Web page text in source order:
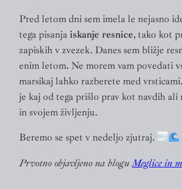
Pred letom dni sem imela le nejasno
tega pisanjaiskanje resnice, tako kot
zapiskih v zvezek. Danes sem bližje
enim letom. Ne morem vam povedati
marsikaj lahko razberete med
je kaj od tega prišlo prav kot navdih ali
in svojem življenju.
Beremo se spet v nedeljo zjutraj.
Prvotno objavljeno na bloguMeglice in